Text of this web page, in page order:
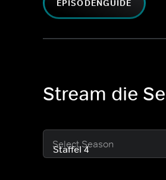
EPISODENGUIDE
Stream die
Select Season